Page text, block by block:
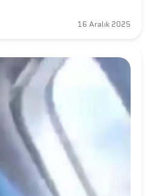
16 Aralık 2025